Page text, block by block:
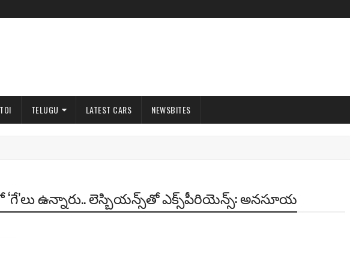
TOI TELUGU LATEST CARS NEWSBITES
‘గే’లు ఉన్నారు.. లెస్బియన్స్‌తో ఎక్స్‌పీరియెన్స్‌: అన‌సూయ